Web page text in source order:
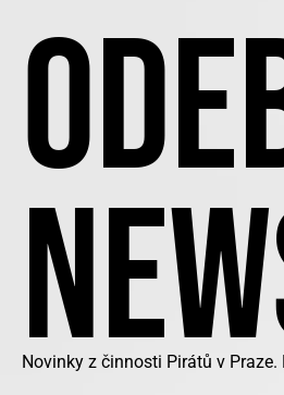
Novinky z činnosti Pirátů v